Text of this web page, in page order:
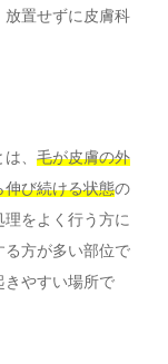
放置せずに皮膚科
、 毛が皮膚の外
伸び続ける状態の
をよく行う方に
る方が多い部位で
きやすい場所で